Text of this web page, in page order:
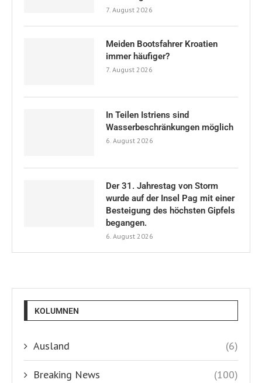
7. August 2026
Meiden Bootsfahrer Kroatien
immer häufiger?
7. August 2026
In Teilen Istriens sind
Wasserbeschränkungen möglich
6. August 2026
Der 31. Jahrestag von Storm
wurde auf der Insel Pag mit einer
Besteigung des höchsten Gipfels
begangen.
6. August 2026
KOLUMNEN
Ausland (6)
Breaking News (100)